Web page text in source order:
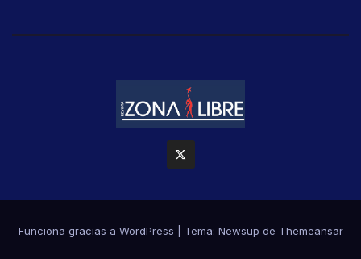
Funciona gracias a WordPress Tema: Newsup de Themeansar